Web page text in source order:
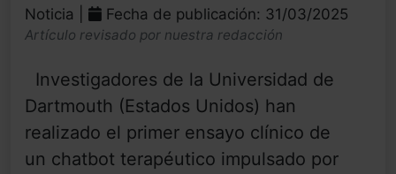
Noticia | Fecha de publicación: 31/03/2025
Artículo revisado por nuestra redacción
Investigadores de la Universidad de
Dartmouth (Estados Unidos) han
realizado el primer ensayo clínico de
un chatbot terapéutico impulsado por